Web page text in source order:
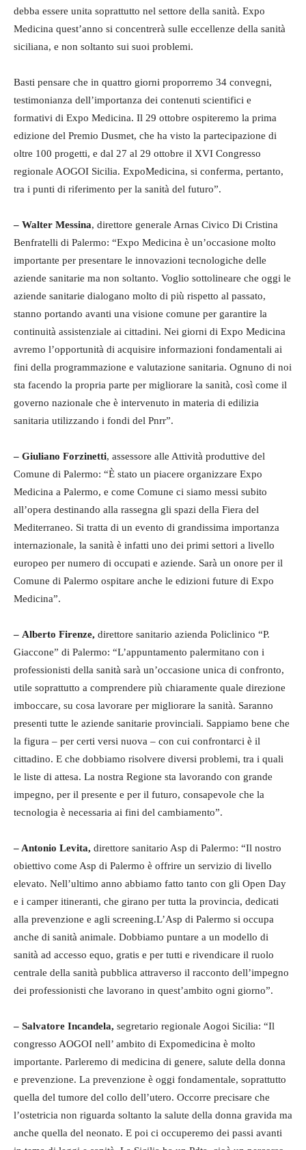
debba essere unita soprattutto nel settore della sanità. Expo
Medicina quest’anno si concentrerà sulle eccellenze della sanità
siciliana, e non soltanto sui suoi problemi.
Basti pensare che in quattro giorni proporremo 34 convegni,
testimonianza dell’importanza dei contenuti scientifici e
formativi di Expo Medicina. Il 29 ottobre ospiteremo la prima
edizione del Premio Dusmet, che ha visto la partecipazione di
oltre 100 progetti, e dal 27 al 29 ottobre il XVI Congresso
regionale AOGOI Sicilia. ExpoMedicina, si conferma, pertanto,
tra i punti di riferimento per la sanità del futuro”.
– Walter Messina, direttore generale Arnas Civico Di Cristina
Benfratelli di Palermo: “Expo Medicina è un’occasione molto
importante per presentare le innovazioni tecnologiche delle
aziende sanitarie ma non soltanto. Voglio sottolineare che oggi le
aziende sanitarie dialogano molto di più rispetto al passato,
stanno portando avanti una visione comune per garantire la
continuità assistenziale ai cittadini. Nei giorni di Expo Medicina
avremo l’opportunità di acquisire informazioni fondamentali ai
fini della programmazione e valutazione sanitaria. Ognuno di noi
sta facendo la propria parte per migliorare la sanità, così come il
governo nazionale che è intervenuto in materia di edilizia
sanitaria utilizzando i fondi del Pnrr”.
– Giuliano Forzinetti, assessore alle Attività produttive del
Comune di Palermo: “È stato un piacere organizzare Expo
Medicina a Palermo, e come Comune ci siamo messi subito
all’opera destinando alla rassegna gli spazi della Fiera del
Mediterraneo. Si tratta di un evento di grandissima importanza
internazionale, la sanità è infatti uno dei primi settori a livello
europeo per numero di occupati e aziende. Sarà un onore per il
Comune di Palermo ospitare anche le edizioni future di Expo
Medicina”.
– Alberto Firenze, direttore sanitario azienda Policlinico “P.
Giaccone” di Palermo: “L’appuntamento palermitano con i
professionisti della sanità sarà un’occasione unica di confronto,
utile soprattutto a comprendere più chiaramente quale direzione
imboccare, su cosa lavorare per migliorare la sanità. Saranno
presenti tutte le aziende sanitarie provinciali. Sappiamo bene che
la figura – per certi versi nuova – con cui confrontarci è il
cittadino. E che dobbiamo risolvere diversi problemi, tra i quali
le liste di attesa. La nostra Regione sta lavorando con grande
impegno, per il presente e per il futuro, consapevole che la
tecnologia è necessaria ai fini del cambiamento”.
– Antonio Levita, direttore sanitario Asp di Palermo: “Il nostro
obiettivo come Asp di Palermo è offrire un servizio di livello
elevato. Nell’ultimo anno abbiamo fatto tanto con gli Open Day
e i camper itineranti, che girano per tutta la provincia, dedicati
alla prevenzione e agli screening.L’Asp di Palermo si occupa
anche di sanità animale. Dobbiamo puntare a un modello di
sanità ad accesso equo, gratis e per tutti e rivendicare il ruolo
centrale della sanità pubblica attraverso il racconto dell’impegno
dei professionisti che lavorano in quest’ambito ogni giorno”.
– Salvatore Incandela, segretario regionale Aogoi Sicilia: “Il
congresso AOGOI nell’ ambito di Expomedicina è molto
importante. Parleremo di medicina di genere, salute della donna
e prevenzione. La prevenzione è oggi fondamentale, soprattutto
quella del tumore del collo dell’utero. Occorre precisare che
l’ostetricia non riguarda soltanto la salute della donna gravida ma
anche quella del neonato. E poi ci occuperemo dei passi avanti